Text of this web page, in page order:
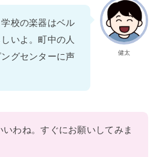
健太
校の楽器はベル
いよ。町中の人
グセンターに声
いわね。すぐにお願いしてみま